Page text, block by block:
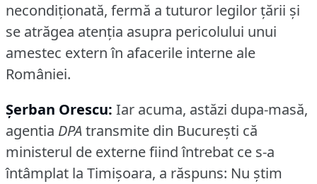
necondiţionată, fermă a tuturor legilor ţării şi
se atrăgea atenţia asupra pericolului unui
amestec extern în afacerile interne ale
României.
Şerban Orescu: Iar acuma, astăzi dupa-masă,
agentia DPAtransmite din Bucureşti că
ministerul de externe fiind întrebat ce s-a
întâmplat la Timişoara, a răspuns: Nu ştim